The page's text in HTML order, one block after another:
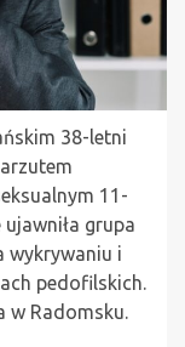
38-letni
11-
grupa
wykrywaniu i
pedofilskich.
w Radomsku.